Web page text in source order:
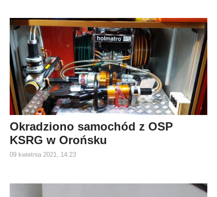
Okradziono samochód z OSP
KSRG w Orońsku
09 kwietnia 2021, 14:23